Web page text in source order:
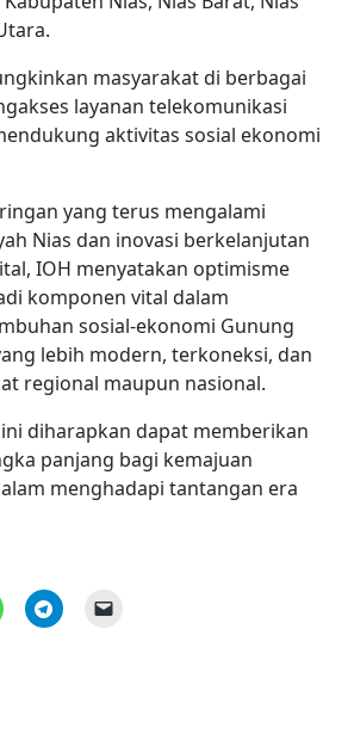
masyarakat di berbagai
layanan telekomunikasi
aktivitas sosial ekonomi
yang terus mengalami
Nias dan inovasi berkelanjutan
IOH menyatakan optimisme
komponen vital dalam
sosial-ekonomi Gunung
lebih modern, terkoneksi, dan
regional maupun nasional.
diharapkan dapat memberikan
panjang bagi kemajuan
menghadapi tantangan era